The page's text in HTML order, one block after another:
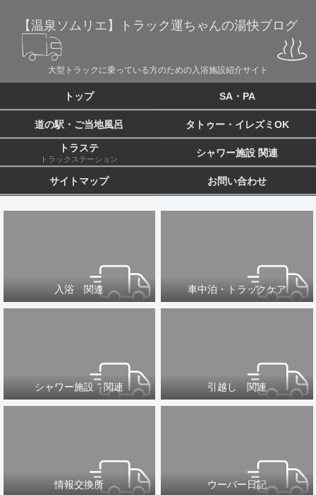
【温泉ソムリエ】トラック運ちゃんの湯快ブログ
大型トラックに乗っている方のための入浴施設紹介サイト
トップ SA・PA
道の駅・ご当地風呂 タトゥー・イレズミOK
トラステ
トラックステーション
シャワー施設 関連
サイトマップ お問い合わせ
入浴 関連 車中泊・トラックケア
シャワー施設 関連 引越し 関連
情報交換所 ウーバー日記